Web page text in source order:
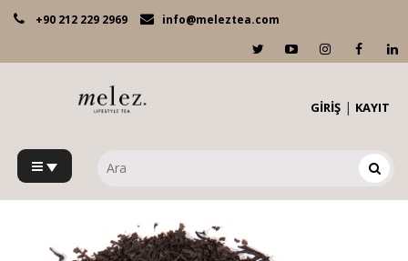
+90 212 229 2969 info@meleztea.com
GİRİŞ | KAYIT